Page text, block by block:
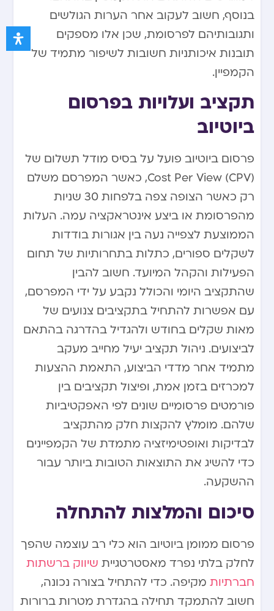
בנוסף, חשוב לעקוב אחר הערות הגולשים
ותגובותיהם לפרסומת, שכן אלו מספקים
תובנות איכותניות חשובות לשיפור מתמיד של
הקמפיין.
תקציב ועלויות בפרסום
ביוטיוב
פרסום ביוטיוב פועל על בסיס מודל תשלום של
Cost Per View (CPV), כאשר המפרסם משלם
רק כאשר הצופה צפה בלפחות 30 שניות
מהפרסומת או ביצע אינטראקציה עמה. העלות
הממוצעת לצפייה נעה בין אגורות בודדות
לשקלים ספורים, כתלות בתחרותיות של תחום
הפעילות והקהל המיועד. חשוב להבין
שהתקציב היומי והכולל נקבע על ידי המפרסם,
עם אפשרות להתחיל בתקציבים צנועים של
מאות שקלים בחודש ולהגדיל בהדרגה בהתאם
לביצועים. ניהול תקציב יעיל מחייב מעקב
מתמיד אחר מדדי הביצוע, התאמת ההצעות
למכרזים בזמן אמת, ופיצול תקציבים בין
פורמטים פרסומיים שונים לפי האפקטיביות
שלהם. מומלץ להקצות חלק מהתקציב
לבדיקות ואופטימיזציה מתמדת של הקמפיינים
כדי להשיג את התוצאות הטובות ביותר עבור
ההשקעה.
סיכום והמלצות להתחלה
פרסום ממומן ביוטיוב הוא כלי רב עוצמה שהפך
לחלק בלתי נפרד מאסטרטגיית שיווק ברשתות
חברתיות מקיפה. כדי להתחיל בצורה נכונה,
חשוב להתמקד תחילה בהגדרת מטרות ברורות